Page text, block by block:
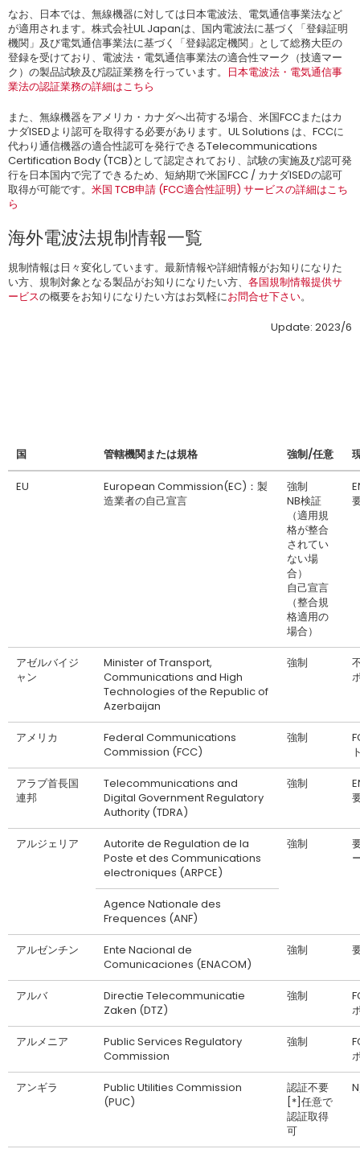
なお、日本では、無線機器に対しては日本電波法、電気通信事業法など
が適用されます。株式会社UL Japanは、国内電波法に基づく「登録証明
機関」及び電気通信事業法に基づく「登録認定機関」として総務大臣の
登録を受けており、電波法・電気通信事業法の適合性マーク（技適マー
ク）の製品試験及び認証業務を行っています。 日本電波法・電気通信事
業法の認証業務の詳細はこちら
また、無線機器をアメリカ・カナダへ出荷する場合、米国FCCまたはカ
ナダISEDより認可を取得する必要があります。UL Solutions は、FCCに
代わり通信機器の適合性認可を発行できるTelecommunications
Certification Body (TCB)として認定されており、試験の実施及び認可発
行を日本国内で完了できるため、短納期で米国FCC / カナダISEDの認可
取得が可能です。 米国 TCB申請 (FCC適合性証明) サービスの詳細はこち
ら
海外電波法規制情報一覧
規制情報は日々変化しています。最新情報や詳細情報がお知りになりた
い方、規制対象となる製品がお知りになりたい方、 各国規制情報提供サ
ービスの概要をお知りになりたい方はお気軽にお問合せ下さい。
Update: 2023/6
国 管轄機関または規格 強制/任意
EU
European Commission(EC)：製
造業者の自己宣言
強制
NB検証
（適用規
格が整合
されてい
ない場
合）
自己宣言
（整合規
格適用の
場合）
アゼルバイジ
ャン
Minister of Transport,
Communications and High
Technologies of the Republic of
Azerbaijan
強制
アメリカ
Federal Communications
Commission (FCC)
強制
アラブ首長国
連邦
Telecommunications and
Digital Government Regulatory
Authority (TDRA)
強制
アルジェリア
Autorite de Regulation de la
Poste et des Communications
electroniques (ARPCE)
強制
Agence Nationale des
Frequences (ANF)
アルゼンチン
Ente Nacional de
Comunicaciones (ENACOM)
強制
アルバ
Directie Telecommunicatie
Zaken (DTZ)
強制
アルメニア
Public Services Regulatory
Commission
強制
アンギラ
Public Utilities Commission
(PUC)
認証不要
[*]任意で
認証取得
可